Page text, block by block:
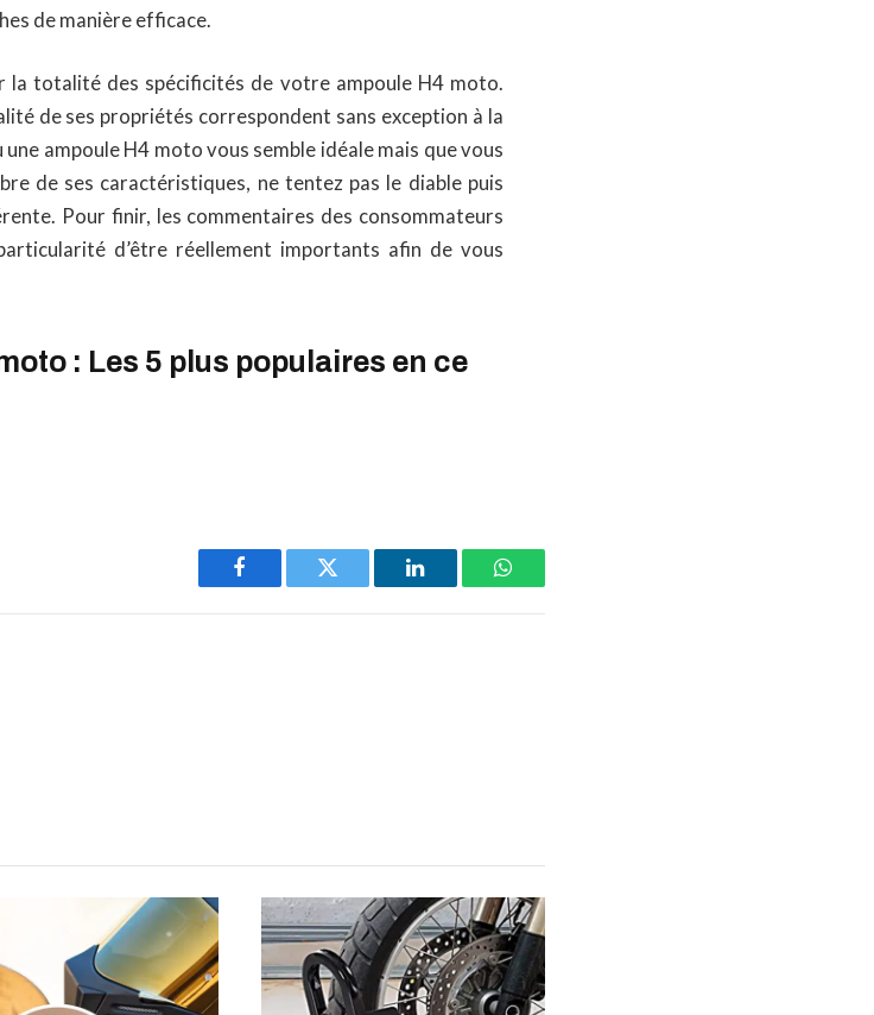
de manière efficace.
la totalité des spécificités de votre ampoule H4 moto.
de ses propriétés correspondent sans exception à la
ampoule H4 moto vous semble idéale mais que vous
de ses caractéristiques, ne tentez pas le diable puis
Pour finir, les commentaires des consommateurs
d’être réellement importants afin de vous
: Les 5 plus populaires en ce
Facebook Twitter LinkedIn WhatsApp